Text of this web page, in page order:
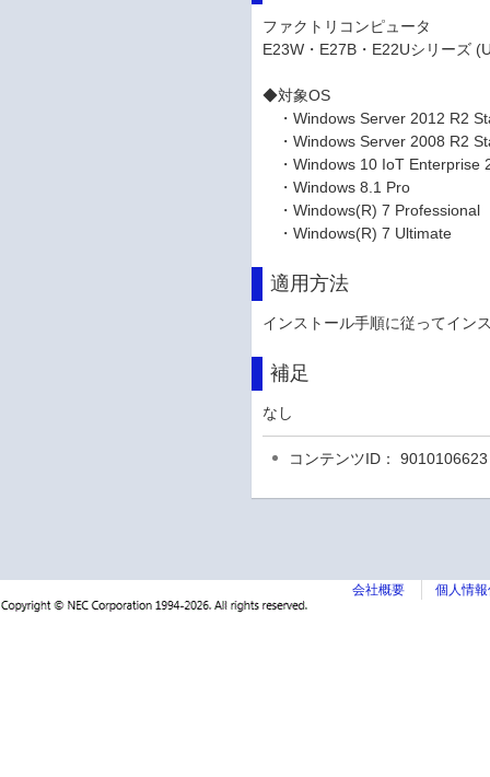
ファクトリコンピュータ
E23W・E27B・E22Uシリーズ
◆対象OS
・Windows Server 2012 R2
・Windows Server 2008 R2
・Windows 10 IoT Enterprise
・Windows 8.1 Pro
・Windows(R) 7
・Windows(R) 7
適用方法
インストール手順に従ってイン
補足
なし
コンテンツID： 9010106623
会社概要 個人情